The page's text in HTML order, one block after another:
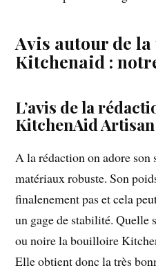
Avis autour de
Kitchenaid :
L’avis de la
KitchenAid Artisan
A la rédaction on adore son
matériaux robuste. Son
finalenement pas et cela
un gage de stabilité. Quelle
ou noire la bouilloire
Elle obtient donc la très